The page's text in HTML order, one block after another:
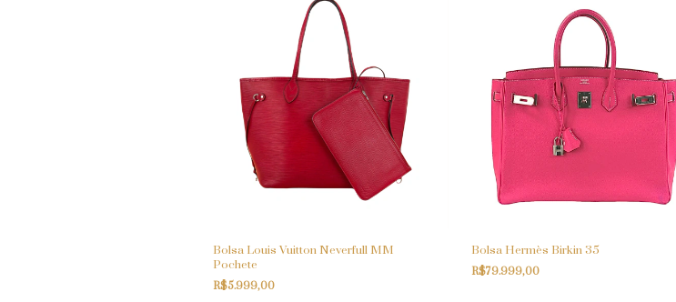
Bolsa Louis Vuitton Neverfull MM
Pochete
R$5.999,00
Bolsa Hermès Birkin 35
R$79.999,00